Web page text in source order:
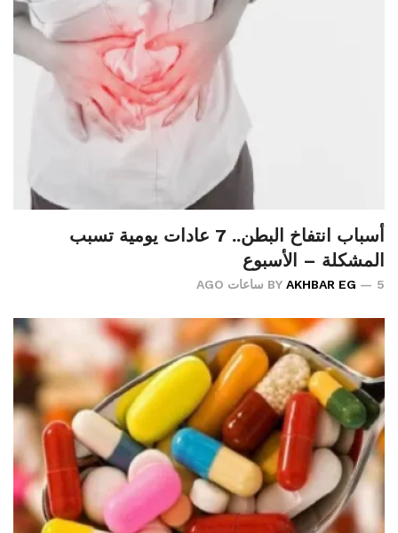
أسباب انتفاخ البطن.. 7 عادات يومية تسبب
المشكلة – الأسبوع
BY AKHBAR EG 5 ساعات AGO